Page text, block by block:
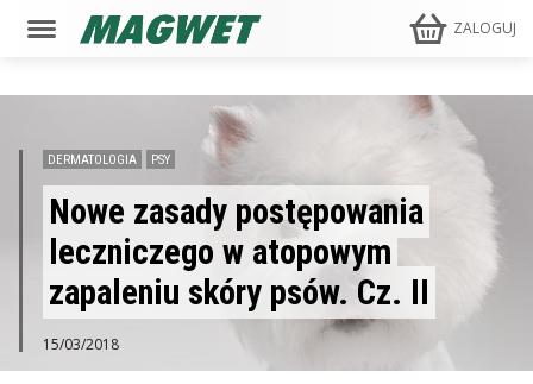
ZALOGUJ
DERMATOLOGIA PSY
Nowe zasady postępowania
leczniczego w atopowym
zapaleniu skóry psów. Cz. II
15/03/2018